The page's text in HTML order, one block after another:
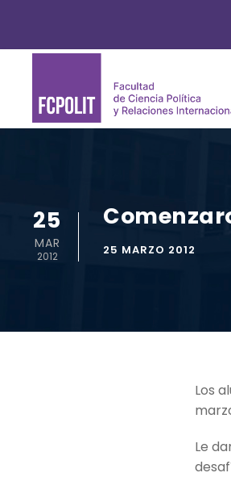
25
MAR
2012 25 MARZO 2012
Los
Le